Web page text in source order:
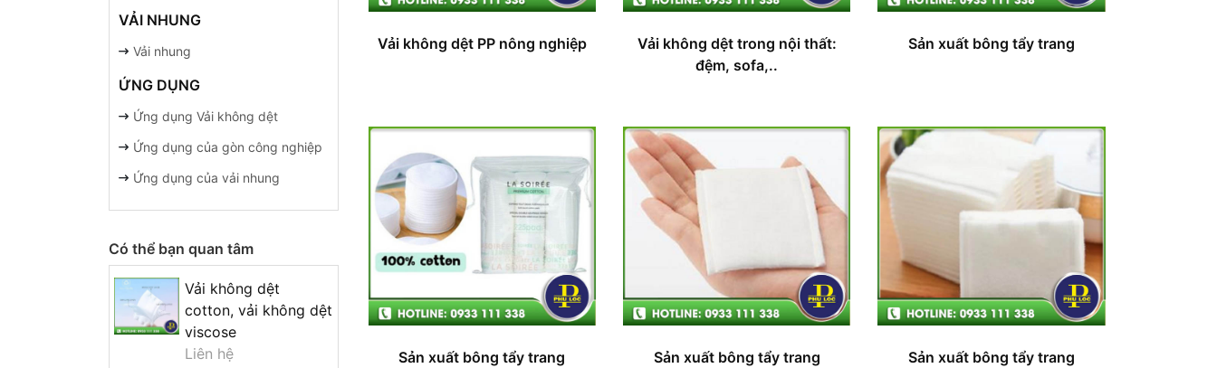
VẢI NHUNG
Vải nhung
ỨNG DỤNG
Ứng dụng Vải không dệt
Ứng dụng của gòn công nghiệp
Ứng dụng của vải nhung
Có thể bạn quan tâm
Vải không dệt
cotton, vải không dệt
viscose
Liên hệ
Vải không dệt PP nông nghiệp
Vải không dệt trong nội thất:
đệm, sofa,..
Sản xuất bông tẩy trang
Sản xuất bông tẩy trang Sản xuất bông tẩy trang Sản xuất bông tẩy trang